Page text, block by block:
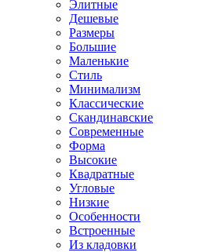
Элитные
Дешевые
Размеры
Большие
Маленькие
Стиль
Минимализм
Классические
Скандинавские
Современные
Форма
Высокие
Квадратные
Угловые
Низкие
Особенности
Встроенные
Из кладовки